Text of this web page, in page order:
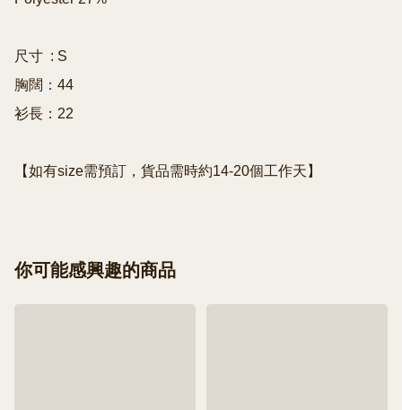
尺寸  : S
胸闊：44
衫長：22
【如有size需預訂，貨品需時約14-20個工作天】
你可能感興趣的商品